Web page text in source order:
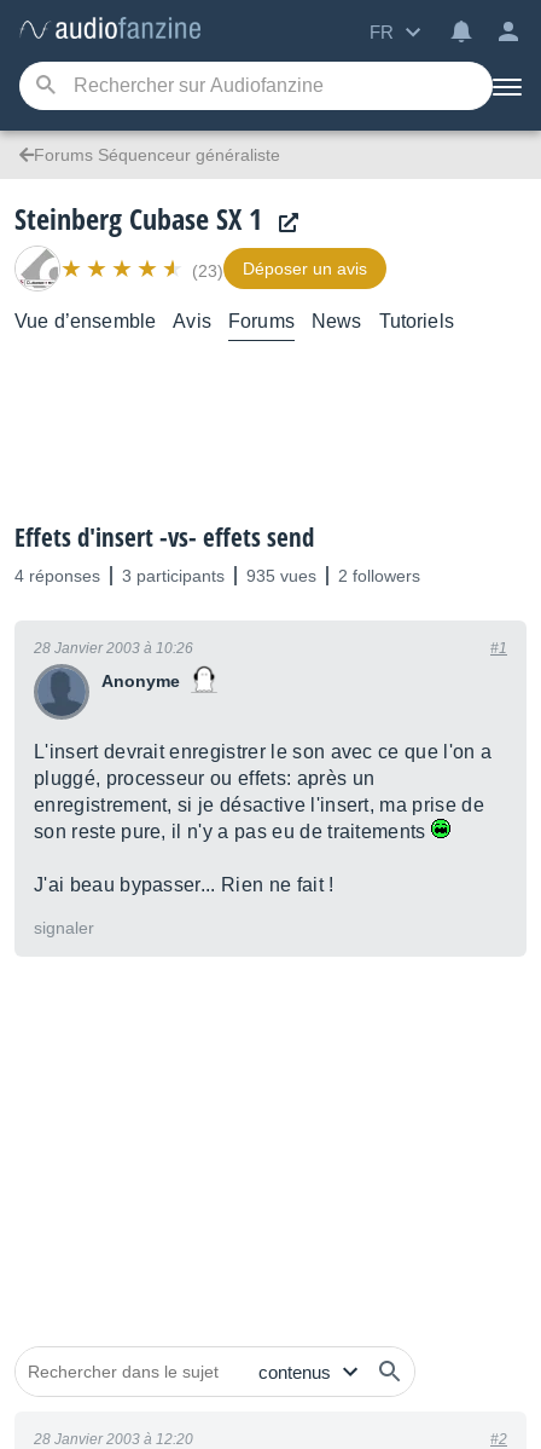
FR
Forums Séquenceur généraliste
Steinberg Cubase SX 1
(23) Déposer un avis
Vue d’ensemble Avis Forums News Tutoriels
Effets d'insert -vs- effets send
4 réponses 3 participants 935 vues 2 followers
Anonyme
28 Janvier 2003 à 10:26 #1
L'insert devrait enregistrer le son avec ce que l'on a
pluggé, processeur ou effets: après un
enregistrement, si je désactive l'insert, ma prise de
son reste pure, il n'y a pas eu de traitements
J'ai beau bypasser... Rien ne fait !
signaler
28 Janvier 2003 à 12:20 #2